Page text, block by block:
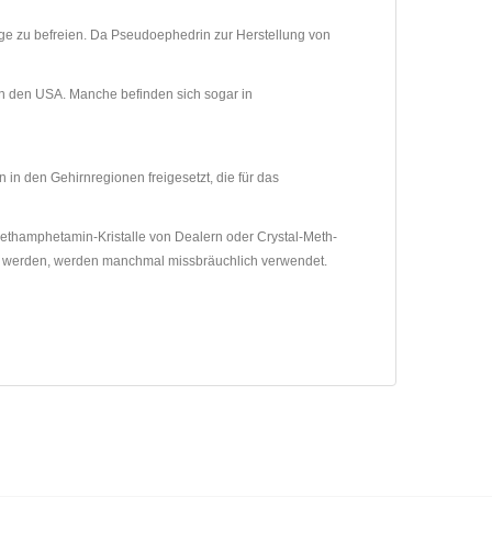
zu befreien. Da Pseudoephedrin zur Herstellung von
den USA. Manche befinden sich sogar in
in den Gehirnregionen freigesetzt, die für das
Kristalle von Dealern oder Crystal-Meth-
werden manchmal missbräuchlich verwendet.